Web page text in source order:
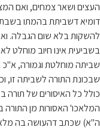
העצים ושאר צמחים, ואם
דומיא דשביתת בהמתו
להשקות בלא שום הגבלה.
בשביעית אינו חיוב מוחלט
שביתה מוחלטת וגמורה, א"כ
שבכונת התורה לשביתה זו,
כולל כל האיסורים של
המלאכו' האסורות מן
ה"א) שכתב דהעושה בה